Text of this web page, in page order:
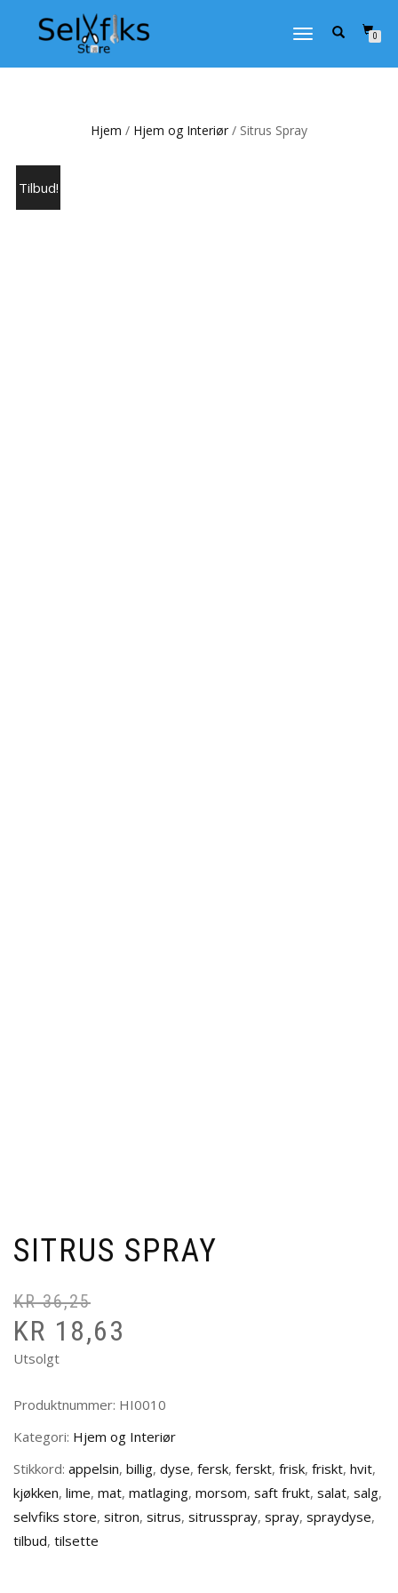
VEKSLE
0
Hjem / Hjem og Interiør / Sitrus Spray
Tilbud!
SITRUS SPRAY
KR36,25
KR 18,63
Utsolgt
Produktnummer: HI0010
Kategori: Hjem og Interiør
Stikkord: appelsin, billig, dyse, fersk, ferskt, frisk, friskt, hvit,
kjøkken, lime, mat, matlaging, morsom, saft frukt, salat, salg,
selvfiks store, sitron, sitrus, sitrusspray, spray, spraydyse,
tilbud, tilsette